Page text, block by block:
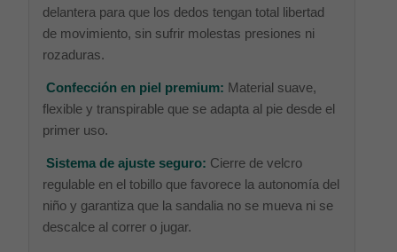
delantera para que los dedos tengan total libertad
de movimiento, sin sufrir molestas presiones ni
rozaduras.
Confección en piel premium: Material suave,
flexible y transpirable que se adapta al pie desde el
primer uso.
Sistema de ajuste seguro: Cierre de velcro
regulable en el tobillo que favorece la autonomía del
niño y garantiza que la sandalia no se mueva ni se
descalce al correr o jugar.